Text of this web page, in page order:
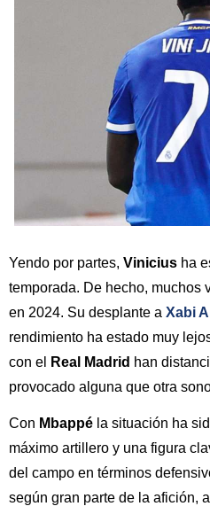
Yendo por partes, Vinicius ha
temporada. De hecho, muchos
en 2024. Su desplante a Xabi
rendimiento ha estado muy
con el
Real Madrid han
provocado alguna que otra
Con Mbappé la situación ha
máximo artillero y una figura
del campo en términos
según gran parte de la afición,